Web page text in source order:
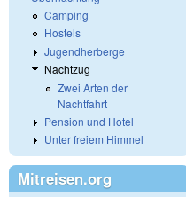
Camping
Hostels
Jugendherberge
Nachtzug
Zwei Arten der
Nachtfahrt
Pension und Hotel
Unter freiem Himmel
Mitreisen.org